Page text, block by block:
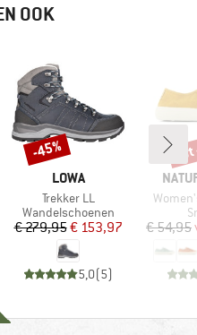
OOK
MERK
LOWA
Artikel
Trekker LL
Productgroep
Wandelschoenen
Prijs
€ 279,95Verlaagde prijs
€ 153,97
5,0(5)
Korting
-45%
MERK
Artikel
€ 54,95